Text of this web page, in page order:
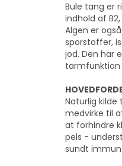
Bule tang er
indhold af
Algen er
sporstoffer,
jod. Den har
Naturlig
medvirke til
at forhindre
pels -
sundt